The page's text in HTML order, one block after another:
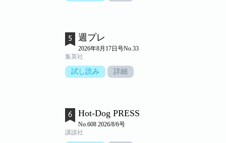
週プレ
2026年8月17日号No.33
集英社
試し読み 詳細
Hot-Dog PRESS
No.608 2026/8/6号
講談社